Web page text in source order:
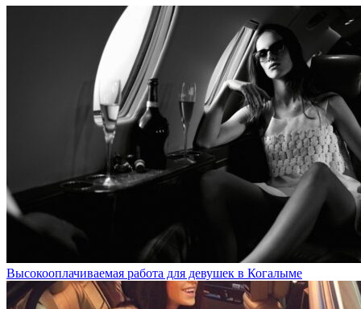
Высокооплачиваемая работа для девушек в Когалыме